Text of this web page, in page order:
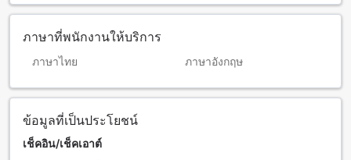
ภาษาที่พนักงานให้บริการ
ภาษาไทย ภาษาอังกฤษ
ข้อมูลที่เป็นประโยชน์
เช็คอิน/เช็คเอาต์